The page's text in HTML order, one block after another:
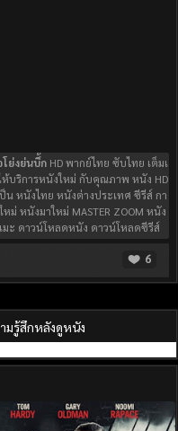
ย่งย่นบึ้ก HD พากย์ไทย ซับไทย เต็มเ
ห้บริการหนังใหม่ กับคุณภาพ หนัง HD
น หนังไทย หนังต่างประเทศ ซีรีส์ กา
หนังมาใหม่ MASTER ZOOM หนัง
ะ ดาวน์โหลดหนัง ดาวน์โหลดซีรีส์
6
มรู้สึกหลังดูหนัง